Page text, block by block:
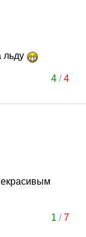
льду
4/4
1 /7